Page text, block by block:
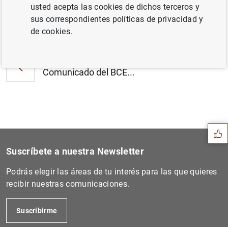
Comunicado del BCE...
Siguiente
Medidas coordinadas de los...
Sugerencias
Suscríbete a nuestra Newsletter
Podrás elegir las áreas de tu interés para las que quieres
recibir nuestras comunicaciones.
Suscribirme
usted acepta las cookies de dichos terceros y
sus correspondientes políticas de privacidad y
de cookies.